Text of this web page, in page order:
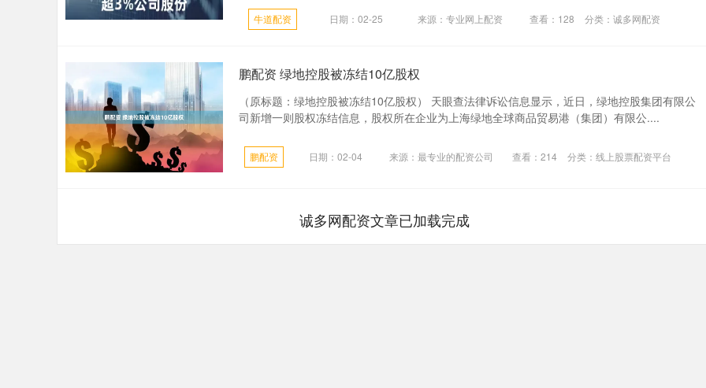
牛道配资 日期：02-25 来源：专业网上配资 查看： 128 分类： 诚多网配资
鹏配资 绿地控股被冻结10亿股权
（原标题：绿地控股被冻结10亿股权） 天眼查法律诉讼信息显示，近日，绿地控股集团有限公
司新增一则股权冻结信息，股权所在企业为上海绿地全球商品贸易港（集团）有限公....
鹏配资 日期：02-04 来源：最专业的配资公司 查看： 214 分类： 线上股票配资平台
诚多网配资文章已加载完成